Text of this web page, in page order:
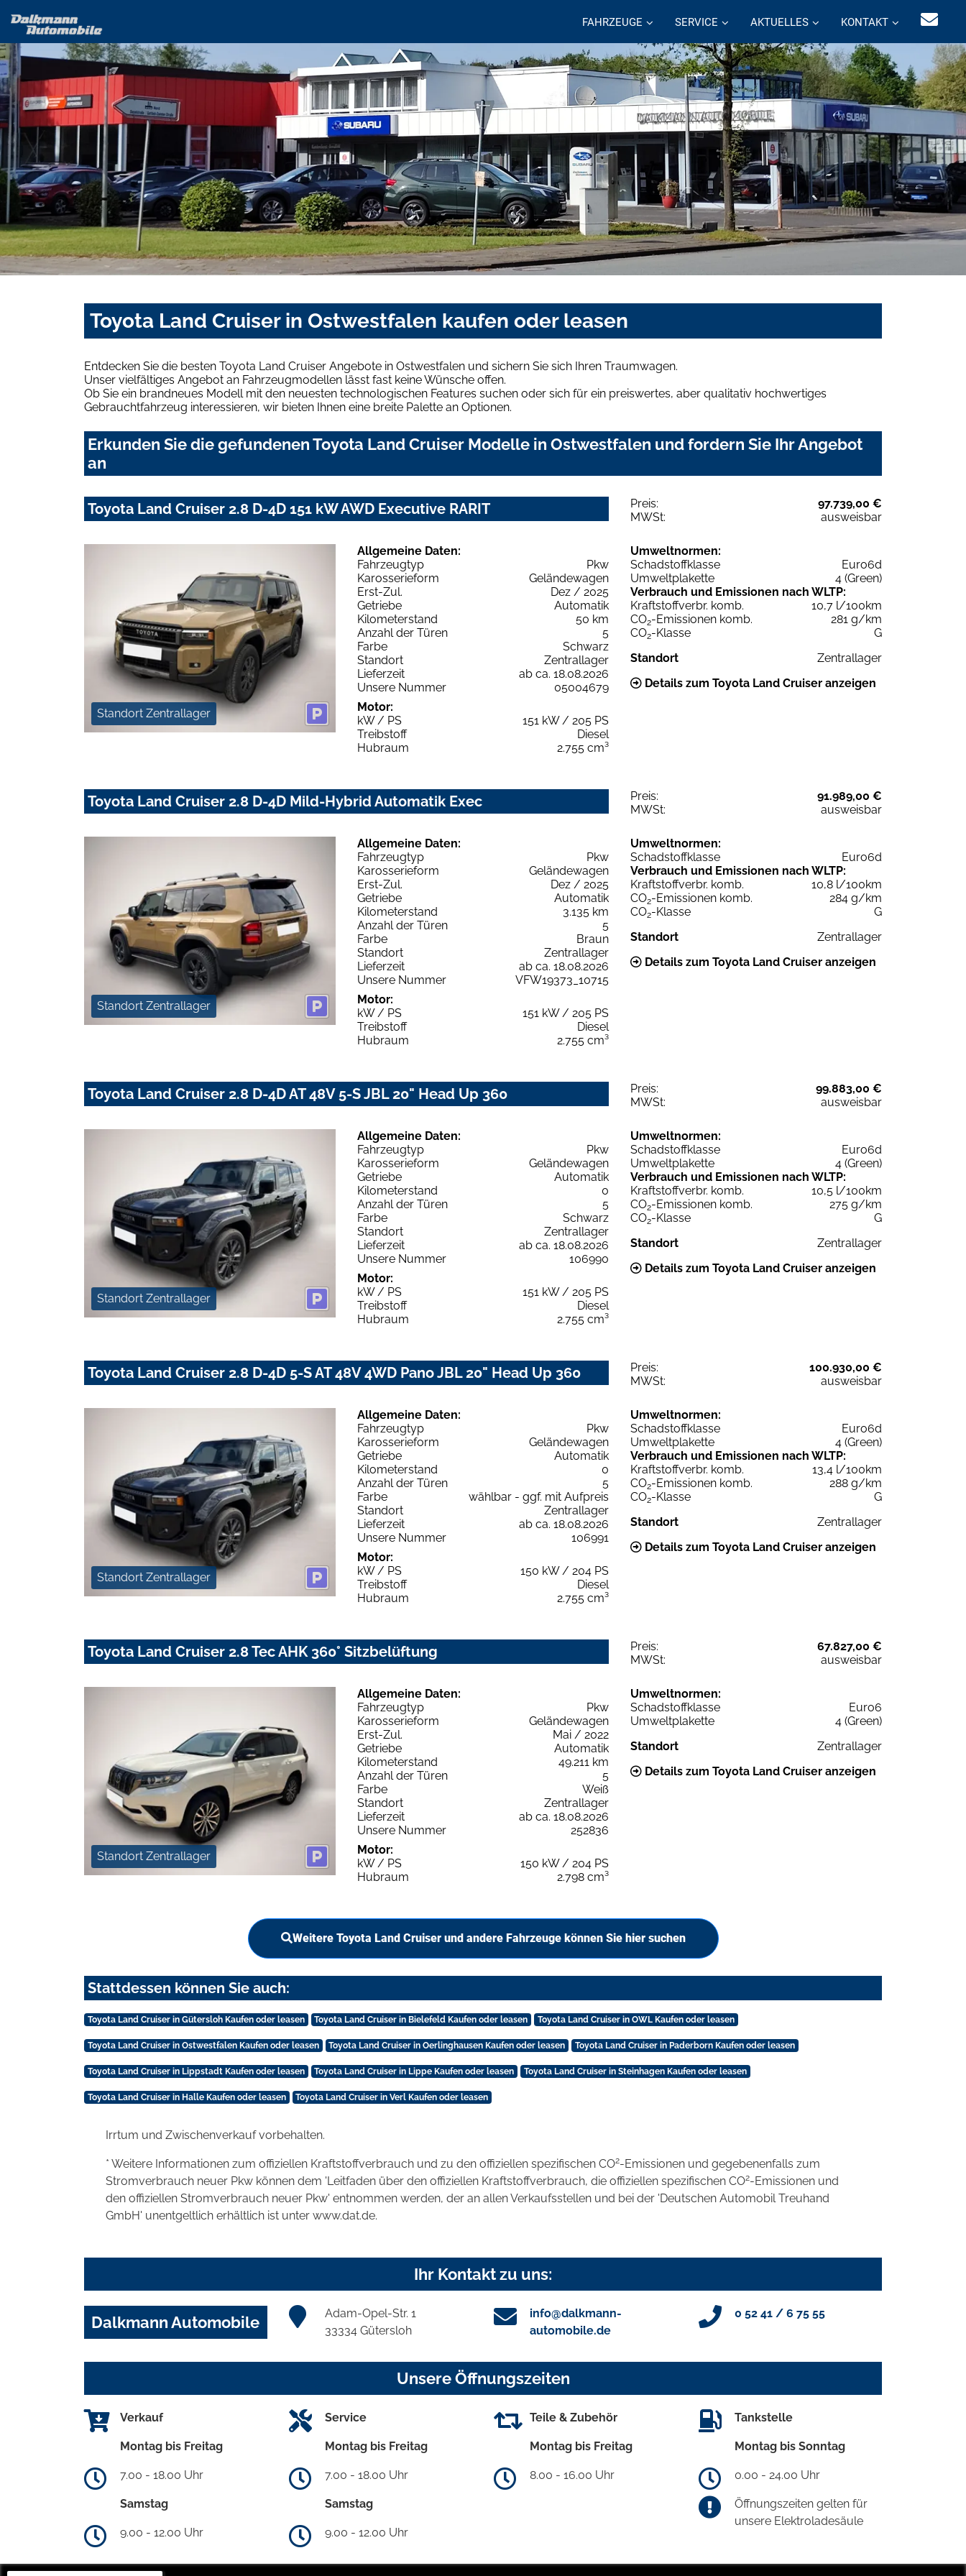
FAHRZEUGE SERVICE AKTUELLES KONTAKT
Toyota Land Cruiser in Ostwestfalen kaufen oder leasen
Entdecken Sie die besten Toyota Land Cruiser Angebote in Ostwestfalen und sichern Sie sich Ihren Traumwagen.
Unser vielfältiges Angebot an Fahrzeugmodellen lässt fast keine Wünsche offen.
Ob Sie ein brandneues Modell mit den neuesten technologischen Features suchen oder sich für ein preiswertes, aber qualitativ hochwertiges
Gebrauchtfahrzeug interessieren, wir bieten Ihnen eine breite Palette an Optionen.
Erkunden Sie die gefundenen Toyota Land Cruiser Modelle in Ostwestfalen und fordern Sie Ihr Angebot
an
Toyota Land Cruiser 2.8 D-4D 151 kW AWD Executive RARIT Preis:
97.739,00 €
MWSt:
ausweisbar
Standort Zentrallager
Allgemeine Daten:
Fahrzeugtyp
Pkw
Karosserieform
Geländewagen
Erst-Zul.
Dez / 2025
Getriebe
Automatik
Kilometerstand
50 km
Anzahl der Türen
5
Farbe
Schwarz
Standort
Zentrallager
Lieferzeit
ab ca. 18.08.2026
Unsere Nummer
05004679
Motor:
kW / PS
151 kW / 205 PS
Treibstoff
Diesel
Hubraum
2.755 cm³
Umweltnormen:
Schadstoffklasse
Euro6d
Umweltplakette
4 (Green)
Verbrauch und Emissionen nach WLTP:
Kraftstoffverbr. komb.
10,7 l/100km
CO2-Emissionen komb.
281 g/km
CO2-Klasse
G
Standort
Zentrallager
Details zum Toyota Land Cruiser anzeigen
Toyota Land Cruiser 2.8 D-4D Mild-Hybrid Automatik Exec Preis:
91.989,00 €
MWSt:
ausweisbar
Standort Zentrallager
Allgemeine Daten:
Fahrzeugtyp
Pkw
Karosserieform
Geländewagen
Erst-Zul.
Dez / 2025
Getriebe
Automatik
Kilometerstand
3.135 km
Anzahl der Türen
5
Farbe
Braun
Standort
Zentrallager
Lieferzeit
ab ca. 18.08.2026
Unsere Nummer
VFW19373_10715
Motor:
kW / PS
151 kW / 205 PS
Treibstoff
Diesel
Hubraum
2.755 cm³
Umweltnormen:
Schadstoffklasse
Euro6d
Verbrauch und Emissionen nach WLTP:
Kraftstoffverbr. komb.
10,8 l/100km
CO2-Emissionen komb.
284 g/km
CO2-Klasse
G
Standort
Zentrallager
Details zum Toyota Land Cruiser anzeigen
Toyota Land Cruiser 2.8 D-4D AT 48V 5-S JBL 20" Head Up 360 Preis:
99.883,00 €
MWSt:
ausweisbar
Standort Zentrallager
Allgemeine Daten:
Fahrzeugtyp
Pkw
Karosserieform
Geländewagen
Getriebe
Automatik
Kilometerstand
0
Anzahl der Türen
5
Farbe
Schwarz
Standort
Zentrallager
Lieferzeit
ab ca. 18.08.2026
Unsere Nummer
106990
Motor:
kW / PS
151 kW / 205 PS
Treibstoff
Diesel
Hubraum
2.755 cm³
Umweltnormen:
Schadstoffklasse
Euro6d
Umweltplakette
4 (Green)
Verbrauch und Emissionen nach WLTP:
Kraftstoffverbr. komb.
10,5 l/100km
CO2-Emissionen komb.
275 g/km
CO2-Klasse
G
Standort
Zentrallager
Details zum Toyota Land Cruiser anzeigen
Toyota Land Cruiser 2.8 D-4D 5-S AT 48V 4WD Pano JBL 20" Head Up 360 Preis:
100.930,00 €
MWSt:
ausweisbar
Standort Zentrallager
Allgemeine Daten:
Fahrzeugtyp
Pkw
Karosserieform
Geländewagen
Getriebe
Automatik
Kilometerstand
0
Anzahl der Türen
5
Farbe
wählbar - ggf. mit Aufpreis
Standort
Zentrallager
Lieferzeit
ab ca. 18.08.2026
Unsere Nummer
106991
Motor:
kW / PS
150 kW / 204 PS
Treibstoff
Diesel
Hubraum
2.755 cm³
Umweltnormen:
Schadstoffklasse
Euro6d
Umweltplakette
4 (Green)
Verbrauch und Emissionen nach WLTP:
Kraftstoffverbr. komb.
13,4 l/100km
CO2-Emissionen komb.
288 g/km
CO2-Klasse
G
Standort
Zentrallager
Details zum Toyota Land Cruiser anzeigen
Toyota Land Cruiser 2.8 Tec AHK 360° Sitzbelüftung Preis:
67.827,00 €
MWSt:
ausweisbar
Standort Zentrallager
Allgemeine Daten:
Fahrzeugtyp
Pkw
Karosserieform
Geländewagen
Erst-Zul.
Mai / 2022
Getriebe
Automatik
Kilometerstand
49.211 km
Anzahl der Türen
5
Farbe
Weiß
Standort
Zentrallager
Lieferzeit
ab ca. 18.08.2026
Unsere Nummer
252836
Motor:
kW / PS
150 kW / 204 PS
Hubraum
2.798 cm³
Umweltnormen:
Schadstoffklasse
Euro6
Umweltplakette
4 (Green)
Standort
Zentrallager
Details zum Toyota Land Cruiser anzeigen
Weitere Toyota Land Cruiser und andere Fahrzeuge können Sie hier suchen
Stattdessen können Sie auch:
Toyota Land Cruiser in Gütersloh Kaufen oder leasen Toyota Land Cruiser in Bielefeld Kaufen oder leasen Toyota Land Cruiser in OWL Kaufen oder leasen
Toyota Land Cruiser in Ostwestfalen Kaufen oder leasen Toyota Land Cruiser in Oerlinghausen Kaufen oder leasen Toyota Land Cruiser in Paderborn Kaufen oder leasen
Toyota Land Cruiser in Lippstadt Kaufen oder leasen Toyota Land Cruiser in Lippe Kaufen oder leasen Toyota Land Cruiser in Steinhagen Kaufen oder leasen
Toyota Land Cruiser in Halle Kaufen oder leasen Toyota Land Cruiser in Verl Kaufen oder leasen
Irrtum und Zwischenverkauf vorbehalten.
* Weitere Informationen zum offiziellen Kraftstoffverbrauch und zu den offiziellen spezifischen CO2-Emissionen und gegebenenfalls zum
Stromverbrauch neuer Pkw können dem 'Leitfaden über den offiziellen Kraftstoffverbrauch, die offiziellen spezifischen CO2-Emissionen und
den offiziellen Stromverbrauch neuer Pkw' entnommen werden, der an allen Verkaufsstellen und bei der 'Deutschen Automobil Treuhand
GmbH' unentgeltlich erhältlich ist unter www.dat.de.
Ihr Kontakt zu uns:
Dalkmann Automobile
Adam-Opel-Str. 1
33334 Gütersloh
info@dalkmann-
automobile.de
0 52 41 / 6 75 55
Unsere Öffnungszeiten
Verkauf
Montag bis Freitag
7.00 - 18.00 Uhr
Samstag
9.00 - 12.00 Uhr
Service
Montag bis Freitag
7.00 - 18.00 Uhr
Samstag
9.00 - 12.00 Uhr
Teile & Zubehör
Montag bis Freitag
8.00 - 16.00 Uhr
Tankstelle
Montag bis Sonntag
0.00 - 24.00 Uhr
Öffnungszeiten gelten für
unsere Elektroladesäule